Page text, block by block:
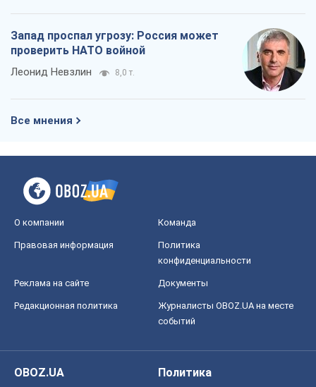
Запад проспал угрозу: Россия может
проверить НАТО войной
Леонид Невзлин 8,0 т.
Все мнения
О компании Команда
Правовая информация
Политика
конфиденциальности
Реклама на сайте Документы
Редакционная политика
Журналисты OBOZ.UA на месте
событий
OBOZ.UA
Политика